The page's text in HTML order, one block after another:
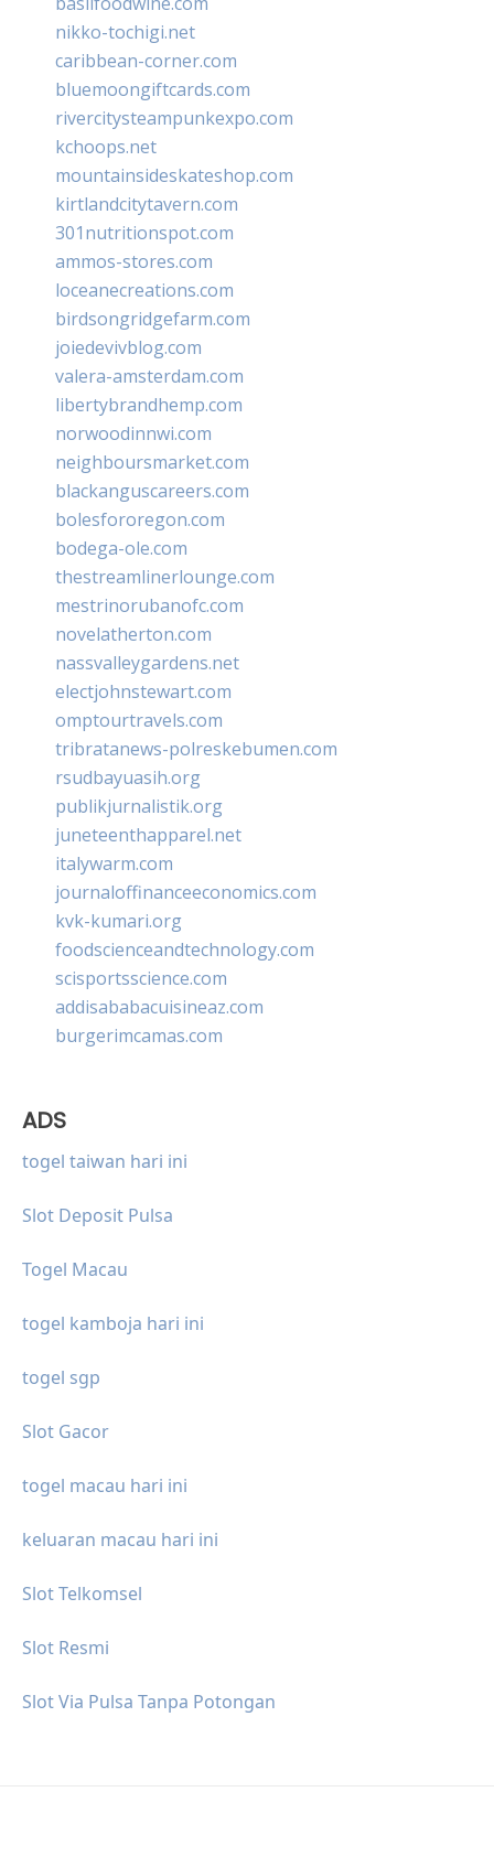
nikko-tochigi.net
caribbean-corner.com
bluemoongiftcards.com
rivercitysteampunkexpo.com
kchoops.net
mountainsideskateshop.com
kirtlandcitytavern.com
301nutritionspot.com
ammos-stores.com
loceanecreations.com
birdsongridgefarm.com
joiedevivblog.com
valera-amsterdam.com
libertybrandhemp.com
norwoodinnwi.com
neighboursmarket.com
blackanguscareers.com
bolesfororegon.com
bodega-ole.com
thestreamlinerlounge.com
mestrinorubanofc.com
novelatherton.com
nassvalleygardens.net
electjohnstewart.com
omptourtravels.com
tribratanews-polreskebumen.com
rsudbayuasih.org
publikjurnalistik.org
juneteenthapparel.net
italywarm.com
journaloffinanceeconomics.com
kvk-kumari.org
foodscienceandtechnology.com
scisportsscience.com
addisababacuisineaz.com
burgerimcamas.com
ADS
togel taiwan hari ini
Slot Deposit Pulsa
Togel Macau
togel kamboja hari ini
togel sgp
Slot Gacor
togel macau hari ini
keluaran macau hari ini
Slot Telkomsel
Slot Resmi
Slot Via Pulsa Tanpa Potongan